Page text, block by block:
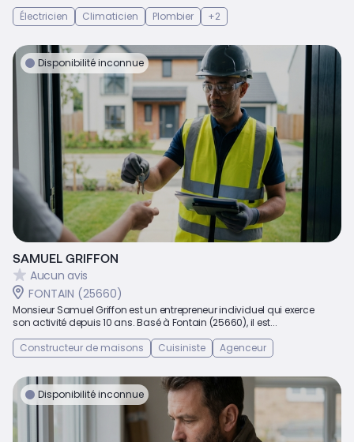
Électricien
Climaticien Plombier +2
Disponibilité inconnue
SAMUEL GRIFFON
Aucun avis
FONTAIN (25660)
Monsieur Samuel Griffon est un entrepreneur individuel qui exerce
son activité depuis 10 ans. Basé à Fontain (25660), il est...
Constructeur de maisons
Cuisiniste Agenceur
Disponibilité inconnue